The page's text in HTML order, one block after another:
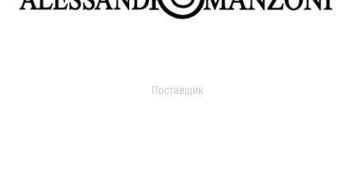
Поставщик